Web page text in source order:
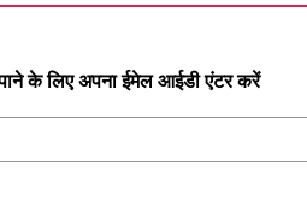
के लिए अपना ईमेल आईडी एंटर करें